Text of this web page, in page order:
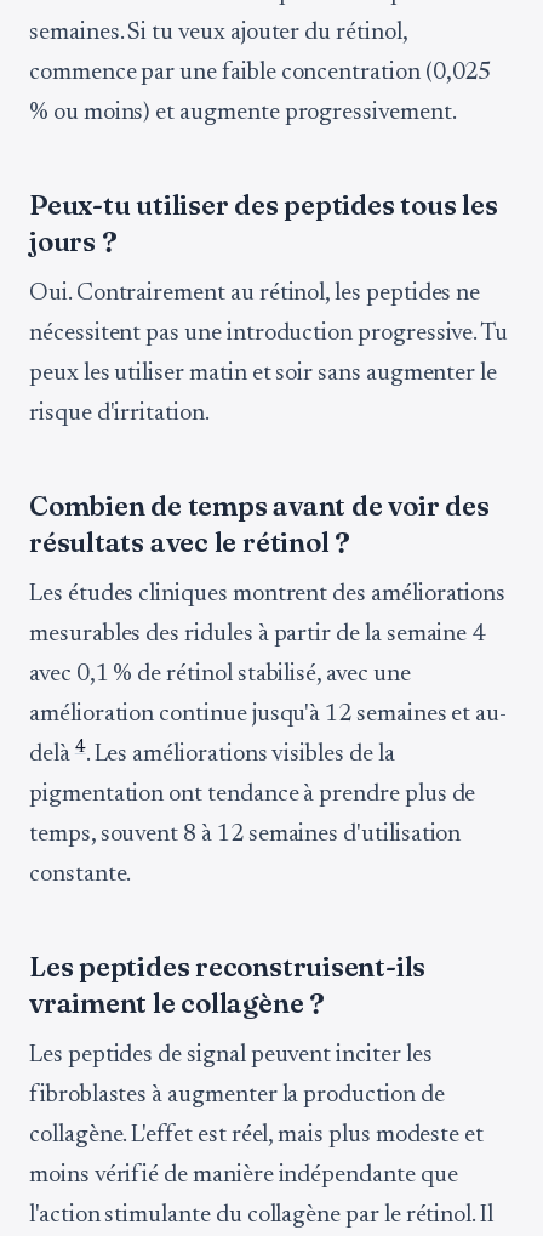
semaines. Si tu veux ajouter du rétinol,
commence par une faible concentration (0,025
% ou moins) et augmente progressivement.
Peux-tu utiliser des peptides tous les
jours ?
Oui. Contrairement au rétinol, les peptides ne
nécessitent pas une introduction progressive. Tu
peux les utiliser matin et soir sans augmenter le
risque d'irritation.
Combien de temps avant de voir des
résultats avec le rétinol ?
Les études cliniques montrent des améliorations
mesurables des ridules à partir de la semaine 4
avec 0,1 % de rétinol stabilisé, avec une
amélioration continue jusqu'à 12 semaines et au-
delà 4. Les améliorations visibles de la
pigmentation ont tendance à prendre plus de
temps, souvent 8 à 12 semaines d'utilisation
constante.
Les peptides reconstruisent-ils
vraiment le collagène ?
Les peptides de signal peuvent inciter les
fibroblastes à augmenter la production de
collagène. L'effet est réel, mais plus modeste et
moins vérifié de manière indépendante que
l'action stimulante du collagène par le rétinol. Il